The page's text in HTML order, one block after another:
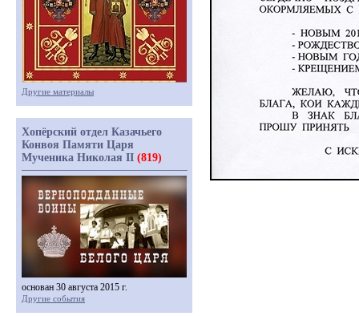
Другие материалы
Хопёрский отдел Казачьего
Конвоя Памяти Царя
Мученика Николая II (819)
основан 30 августа 2015 г.
Другие события